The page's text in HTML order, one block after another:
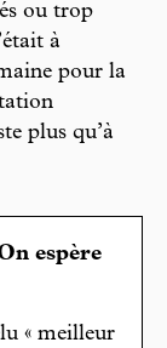
ou trop
à
pour la
plus qu’à
espère
« meilleur